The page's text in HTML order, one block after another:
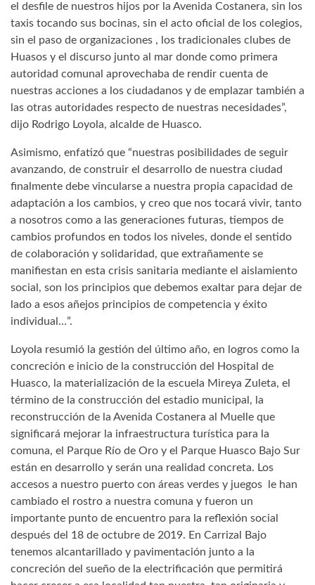
el desfile de nuestros hijos por la Avenida Costanera, sin los
taxis tocando sus bocinas, sin el acto oficial de los colegios,
sin el paso de organizaciones , los tradicionales clubes de
Huasos y el discurso junto al mar donde como primera
autoridad comunal aprovechaba de rendir cuenta de
nuestras acciones a los ciudadanos y de emplazar también a
las otras autoridades respecto de nuestras necesidades”,
dijo Rodrigo Loyola, alcalde de Huasco.
Asimismo, enfatizó que “nuestras posibilidades de seguir
avanzando, de construir el desarrollo de nuestra ciudad
finalmente debe vincularse a nuestra propia capacidad de
adaptación a los cambios, y creo que nos tocará vivir, tanto
a nosotros como a las generaciones futuras, tiempos de
cambios profundos en todos los niveles, donde el sentido
de colaboración y solidaridad, que extrañamente se
manifiestan en esta crisis sanitaria mediante el aislamiento
social, son los principios que debemos exaltar para dejar de
lado a esos añejos principios de competencia y éxito
individual…”.
Loyola resumió la gestión del último año, en logros como la
concreción e inicio de la construcción del Hospital de
Huasco, la materialización de la escuela Mireya Zuleta, el
término de la construcción del estadio municipal, la
reconstrucción de la Avenida Costanera al Muelle que
significará mejorar la infraestructura turística para la
comuna, el Parque Río de Oro y el Parque Huasco Bajo Sur
están en desarrollo y serán una realidad concreta. Los
accesos a nuestro puerto con áreas verdes y juegos le han
cambiado el rostro a nuestra comuna y fueron un
importante punto de encuentro para la reflexión social
después del 18 de octubre de 2019. En Carrizal Bajo
tenemos alcantarillado y pavimentación junto a la
concreción del sueño de la electrificación que permitirá